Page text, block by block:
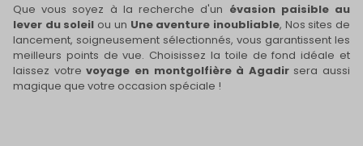
Que vous soyez à la recherche d'un évasion paisible au
lever du soleil ou un Une aventure inoubliable, Nos sites de
lancement, soigneusement sélectionnés, vous garantissent les
meilleurs points de vue. Choisissez la toile de fond idéale et
laissez votrevoyage en montgolfière à Agadirsera aussi
magique que votre occasion spéciale !